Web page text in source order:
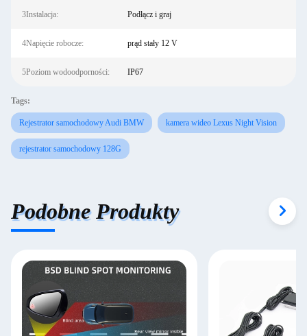
3Instalacja: Podłącz i graj
4Napięcie robocze: prąd stały 12 V
5Poziom wodoodporności: IP67
Tags:
Rejestrator samochodowy Audi BMW kamera wideo Lexus Night Vision
rejestrator samochodowy 128G
Podobne Produkty